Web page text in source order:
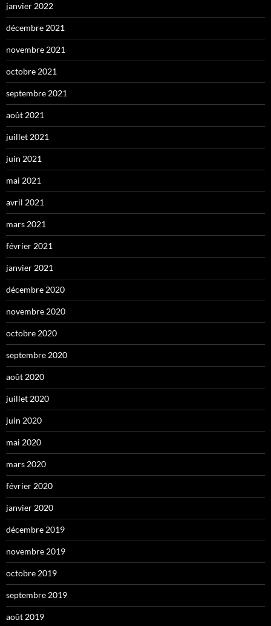
janvier 2022
décembre 2021
novembre 2021
octobre 2021
septembre 2021
août 2021
juillet 2021
juin 2021
mai 2021
avril 2021
mars 2021
février 2021
janvier 2021
décembre 2020
novembre 2020
octobre 2020
septembre 2020
août 2020
juillet 2020
juin 2020
mai 2020
mars 2020
février 2020
janvier 2020
décembre 2019
novembre 2019
octobre 2019
septembre 2019
août 2019